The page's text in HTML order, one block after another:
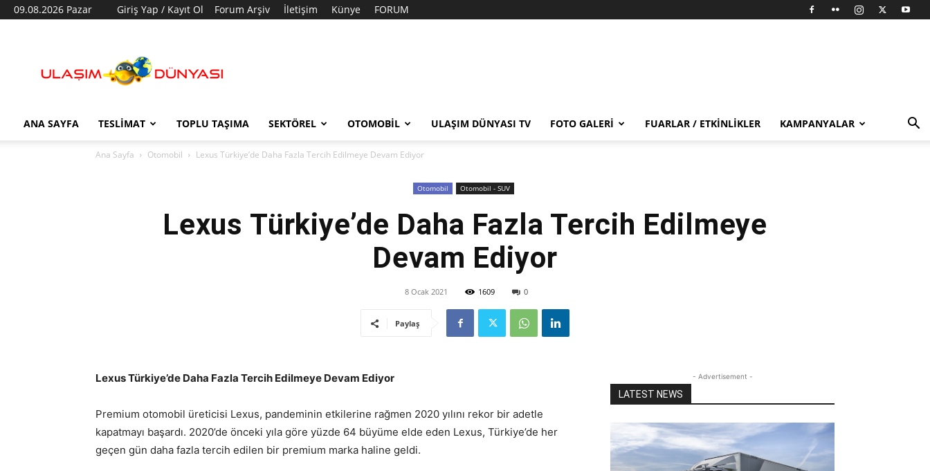
09.08.2026 Pazar Giriş Yap / Kayıt Ol Forum Arşiv İletişim Künye FORUM
Dünyası
ANA SAYFA TESLIMAT TOPLU TAŞIMA SEKTÖREL OTOMOBIL ULAŞIM DÜNYASI TV FOTO GALERI FUARLAR / ETKINLIKLER KAMPANYALAR
Ana Sayfa Otomobil Lexus Türkiye’de Daha Fazla Tercih Edilmeye Devam Ediyor
Otomobil Otomobil - SUV
Lexus Türkiye’de Daha Fazla Tercih Edilmeye
Devam Ediyor
8 Ocak 2021 1609 0
Paylaş
Lexus Türkiye’de Daha Fazla Tercih Edilmeye Devam Ediyor
Premium otomobil üreticisi Lexus, pandeminin etkilerine rağmen 2020 yılını rekor bir adetle
kapatmayı başardı. 2020’de önceki yıla göre yüzde 64 büyüme elde eden Lexus, Türkiye’de her
geçen gün daha fazla tercih edilen bir premium marka haline geldi.
- Advertisement -
LATEST NEWS